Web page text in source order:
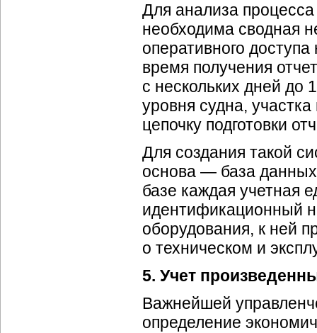
Для анализа
необходима сводная
оперативного
время получения
с нескольких дней до
уровня судна,
цепочку подготовки
Для создания такой
основа — база
базе каждая учетная
идентификационный
оборудования, к ней
о техническом и
5. Учет
Важнейшей
определение